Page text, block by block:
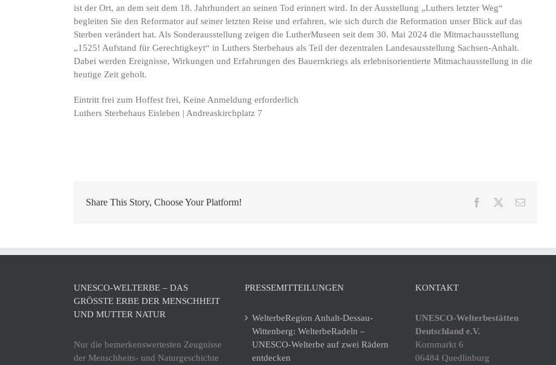
ist der Ort, an dem seit dem 18. Jahrhundert an seinen Tod erinnert wird. In der Ausstellung „Luthers letzter Weg“
begleiten Sie den Reformator auf seiner letzten Reise und erfahren, wie sich durch die Reformation unser Blick auf das
Sterben verändert hat. Als Sonderausstellung zeigen die LutherMuseen seit dem 30. Mai 2024 die Mitmachausstellung
„1525! Aufstand für Gerechtigkeyt“ in Luthers Sterbehaus als Teil der dezentralen Landesausstellung Sachsen-Anhalt.
Dabei werden Ereignisse, Wirkungen und Erfahrungen des Bauernkriegs als erlebnisorientierte Mitmachausstellung in die
heutige Zeit geholt.
Eintritt frei zum Hoffest frei, Keine Anmeldung erforderlich
Luthers Sterbehaus Eisleben | Andreaskirchplatz 7
Share This Story, Choose Your Platform! Facebook
E-
UNESCO-WELTERBE – DAS
GRÖSSTE ERBE DER MENSCHHEIT U
ND MUTTER NATUR
Nur die bemerkenswertesten Zeugnisse
der Menschheits- und Naturgeschichte
PRESSEMITTEILUNGEN
WelterbeRegion Anhalt-Dessau-
Wittenberg: WelterbeRadeln –
UNESCO-Welterbe auf zwei Rädern
entdecken
KONTAKT
UNESCO-Welterbestätten
Deutschland e.V.
Kornmarkt 6
06484 Quedlinburg